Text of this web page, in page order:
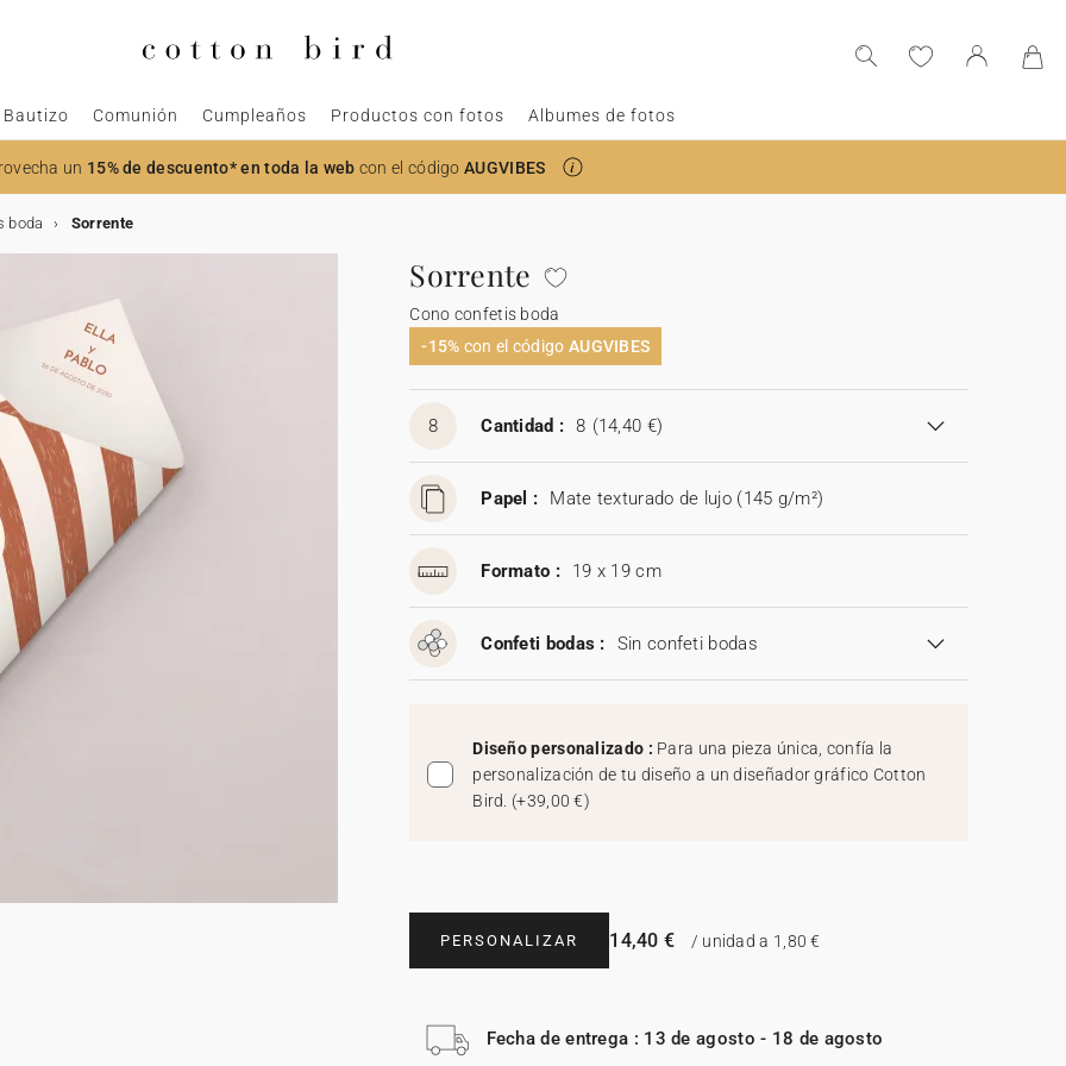
Bautizo Comunión Cumpleaños Productos con fotos Albumes de fotos
un 15% de descuento* en toda la web con el códigoAUGVIBES
boda Sorrente
Sorrente
Cono confetis boda
-15% con el código AUGVIBES
8 Cantidad : 8 (14,40 €)
Papel : Mate texturado de lujo (145 g/m²)
Formato : 19 x 19 cm
Confeti bodas : Sin confeti bodas
Diseño personalizado : Para una pieza única, confía la
personalización de tu diseño a un diseñador gráfico Cotton
Bird. (+39,00 €)
PERSONALIZAR 14,40 € / unidad a 1,80 €
Fecha de entrega : 13 de agosto - 18 de agosto